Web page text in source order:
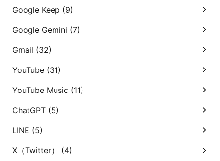
Google Keep (9)
Google Gemini (7)
Gmail (32)
YouTube (31)
YouTube Music (11)
ChatGPT (5)
LINE (5)
X（Twitter） (4)